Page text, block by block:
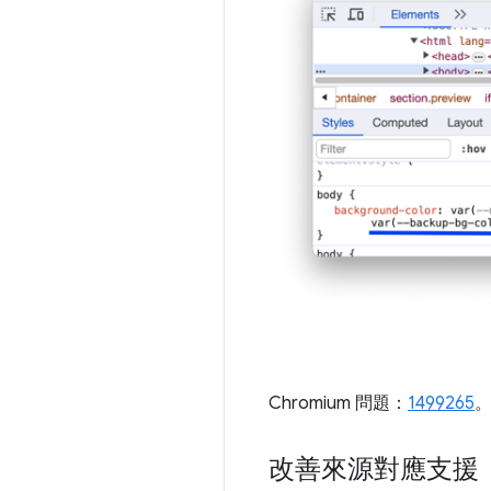
Chromium 問題： 1499265。
改善來源對應支援